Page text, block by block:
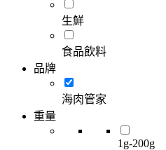
生鮮
食品飲料
品牌
海肉管家
重量
1g-200g